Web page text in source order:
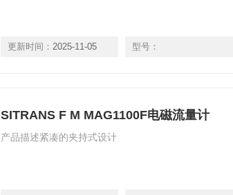
更新时间： 2025-11-05 型号：
SITRANS F M MAG1100F电磁流量计
产品描述紧凑的夹持式设计